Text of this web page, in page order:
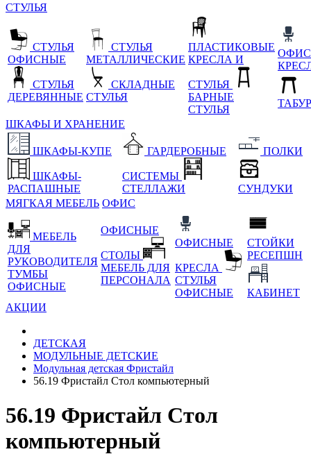
СТУЛЬЯ
СТУЛЬЯ
ОФИСНЫЕ
СТУЛЬЯ
ДЕРЕВЯННЫЕ
СТУЛЬЯ
МЕТАЛЛИЧЕСКИЕ
СКЛАДНЫЕ
СТУЛЬЯ
ПЛАСТИКОВЫЕ
КРЕСЛА И
СТУЛЬЯ
БАРНЫЕ
СТУЛЬЯ
ШКАФЫ И ХРАНЕНИЕ
ШКАФЫ-КУПЕ
ШКАФЫ-
РАСПАШНЫЕ
ГАРДЕРОБНЫЕ
СИСТЕМЫ
СТЕЛЛАЖИ
ПОЛКИ
СУНДУКИ
МЯГКАЯ МЕБЕЛЬ ОФИС
МЕБЕЛЬ
ДЛЯ
РУКОВОДИТЕЛЯ
ТУМБЫ
ОФИСНЫЕ
ОФИСНЫЕ
СТОЛЫ
МЕБЕЛЬ ДЛЯ
ПЕРСОНАЛА
ОФИСНЫЕ
КРЕСЛА
СТУЛЬЯ
ОФИСНЫЕ
СТОЙКИ
РЕСЕПШН
КАБИНЕТ
АКЦИИ
ДЕТСКАЯ
МОДУЛЬНЫЕ ДЕТСКИЕ
Модульная детская Фристайл
56.19 Фристайл Стол компьютерный
56.19 Фристайл Стол
компьютерный